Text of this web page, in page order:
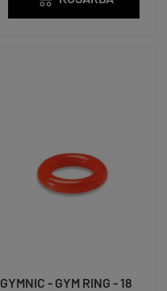
GYMNIC - GYM RING - 18